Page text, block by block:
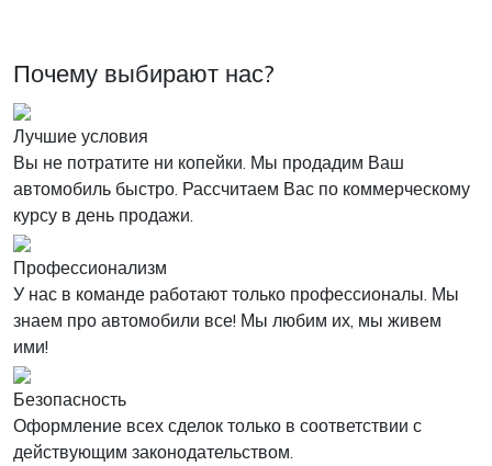
Почему выбирают нас?
Лучшие условия
Вы не потратите ни копейки. Мы продадим Ваш
автомобиль быстро. Рассчитаем Вас по коммерческому
курсу в день продажи.
Профессионализм
У нас в команде работают только профессионалы. Мы
знаем про автомобили все! Мы любим их, мы живем
ими!
Безопасность
Оформление всех сделок только в соответствии с
действующим законодательством.